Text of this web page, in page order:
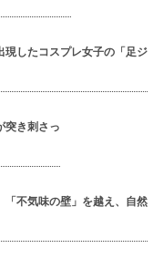
現したコスプレ女子の「足ジ
突き刺さっ
「不気味の壁」を越え、自然